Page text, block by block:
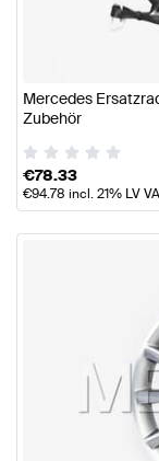
Mercedes
Zubehör
€78.33
€94.78 incl. 21% LV